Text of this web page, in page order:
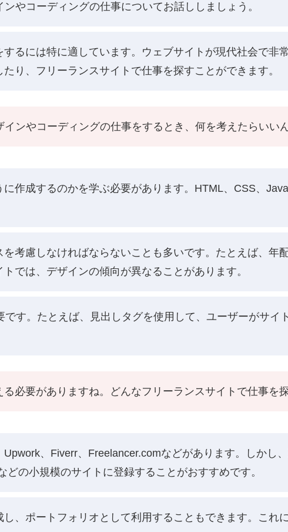
やコーディングの仕事についてお話ししましょう。
るには特に適しています。ウェブサイトが現代社会で非
り、フリーランスサイトで仕事を探すことができます。
ンやコーディングの仕事をするとき、何を考えたらいい
作成するのかを学ぶ必要があります。HTML、CSS、
考慮しなければならないことも多いです。たとえば、年
では、デザインの傾向が異なることがあります。
す。たとえば、見出しタグを使用して、ユーザーがサイ
必要がありますね。どんなフリーランスサイトで仕事を
、Fiverr、Freelancer.comなどがあります。しかし
の小規模のサイトに登録することがおすすめです。
、ポートフォリオとして利用することもできます。これ